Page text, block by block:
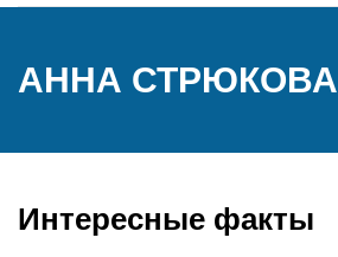
АННА СТРЮКОВА
Интересные факты